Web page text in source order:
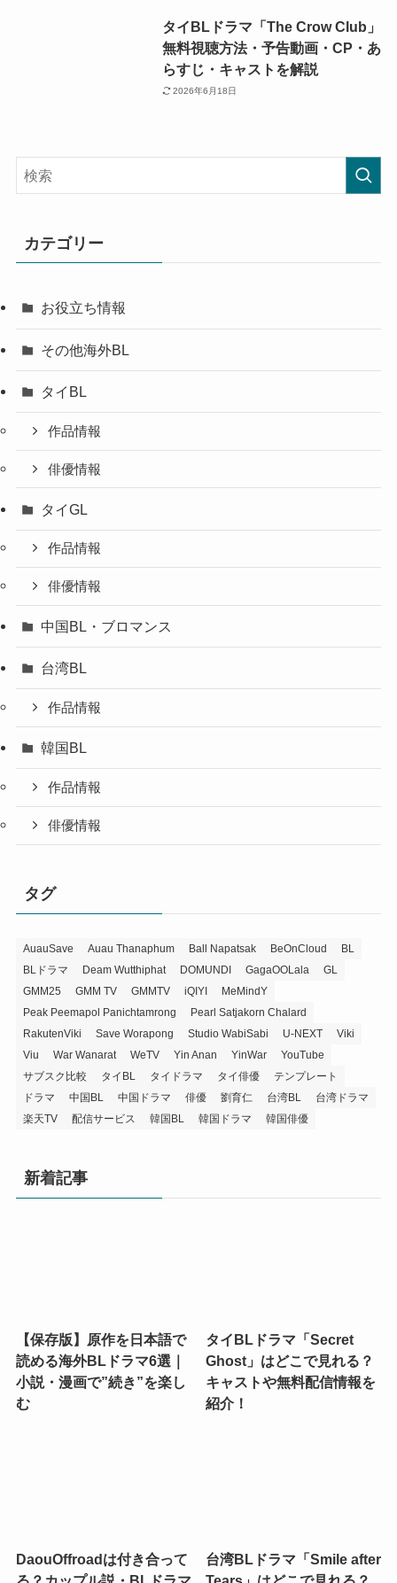
タイBLドラマ「The Crow Club」
無料視聴方法・予告動画・CP・あ
らすじ・キャストを解説
2026年6月18日
カテゴリー
お役立ち情報
その他海外BL
タイBL
作品情報
俳優情報
タイGL
作品情報
俳優情報
中国BL・ブロマンス
台湾BL
作品情報
韓国BL
作品情報
俳優情報
タグ
AuauSave Auau Thanaphum Ball Napatsak BeOnCloud
BL
BLドラマ
Deam Wutthiphat DOMUNDI GagaOOLala
GL
GMM25
GMM TV GMMTV iQIYI
MeMindY
Peak Peemapol Panichtamrong
Pearl Satjakorn Chalard
RakutenViki
Save Worapong Studio WabiSabi U-NEXT
Viki
Viu
War Wanarat WeTV Yin Anan YinWar
YouTube
サブスク比較
タイBL タイドラマ タイ俳優
テンプレート
ドラマ
中国BL 中国ドラマ 俳優 劉育仁 台湾BL
台湾ドラマ
楽天TV
配信サービス 韓国BL 韓国ドラマ 韓国俳優
新着記事
【保存版】原作を日本語で
読める海外BLドラマ6選｜
小説・漫画で”続き”を楽し
む
タイBLドラマ「Secret
Ghost」はどこで見れる？
キャストや無料配信情報を
紹介！
DaouOffroadは付き合って
台湾BLドラマ「Smile after